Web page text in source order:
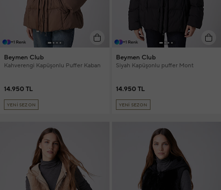
+1 Renk
Beymen Club
Kahverengi Kapüşonlu Puffer Kaban
14.950 TL
YENİ SEZON
+1 Renk
Beymen Club
Siyah Kapüşonlu puffer Mont
14.950 TL
YENİ SEZON